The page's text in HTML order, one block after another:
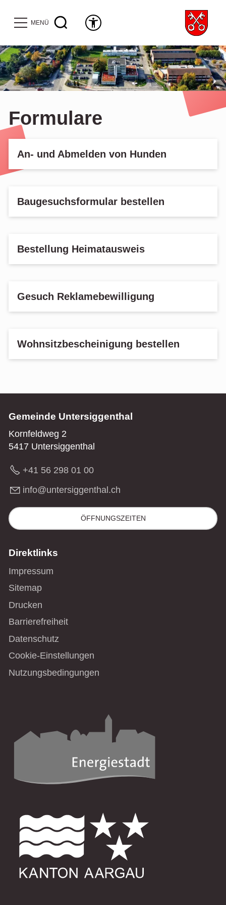
MENÜ
Formulare
An- und Abmelden von Hunden
Baugesuchsformular bestellen
Bestellung Heimatausweis
Gesuch Reklamebewilligung
Wohnsitzbescheinigung bestellen
Gemeinde Untersiggenthal
Kornfeldweg 2
5417 Untersiggenthal
+41 56 298 01 00
nf
nt rs gg nth l ch
ÖFFNUNGSZEITEN
Direktlinks
Impressum
Sitemap
Drucken
Barrierefreiheit
Datenschutz
Cookie-Einstellungen
Nutzungsbedingungen